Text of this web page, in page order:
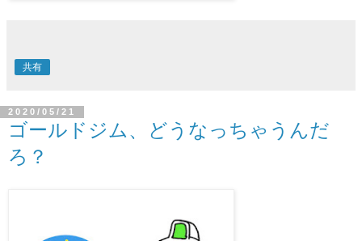
共有
2020/05/21
ゴールドジム、どうなっちゃうんだ
ろ？